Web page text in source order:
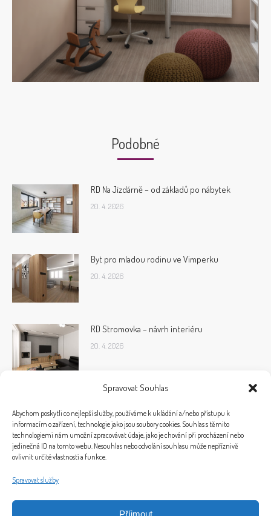
Spravovat Souhlas
Abychom poskytli co nejlepší služby, používáme k ukládání a/nebo přístupu k
informacím o zařízení, technologie jako jsou soubory cookies. Souhlas s těmito
technologiemi nám umožní zpracovávat údaje, jako je chování při procházení nebo
jedinečná ID na tomto webu. Nesouhlas nebo odvolání souhlasu může nepříznivě
ovlivnit určité vlastnosti a funkce.
Spravovat služby
Příjmout
Podobné
RD Na Jízdárně – od základů po nábytek
20. 4. 2026
Byt pro mladou rodinu ve Vimperku
20. 4. 2026
RD Stromovka – návrh interiéru
20. 4. 2026